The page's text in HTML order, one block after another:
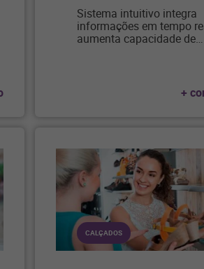
Sistema intuitivo integra
informações em tempo
aumenta capacidade de…
+
CALÇADOS